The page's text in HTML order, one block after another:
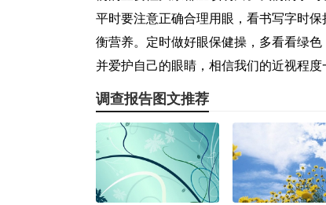
平时要注意正确合理用眼，看书写字时
衡营养。定时做好眼保健操，多看看绿
并爱护自己的眼睛，相信我们的近视程
调查报告图文推荐